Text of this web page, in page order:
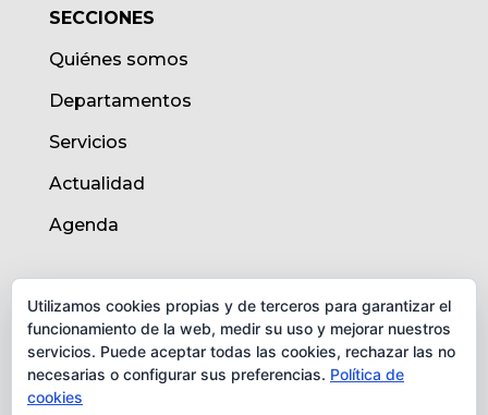
SECCIONES
Quiénes somos
Departamentos
Servicios
Actualidad
Agenda
Aviso legal
Política de cookies
Utilizamos cookies propias y de terceros para garantizar el
funcionamiento de la web, medir su uso y mejorar nuestros
servicios. Puede aceptar todas las cookies, rechazar las no
necesarias o configurar sus preferencias. Política de
cookies